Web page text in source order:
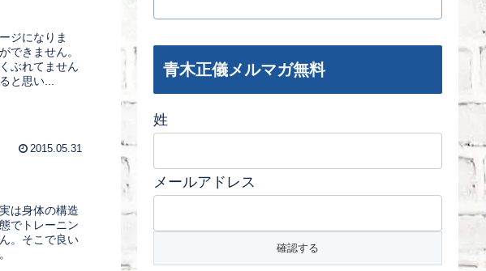
ジになりま
できません。
ぶれてません
と思い...
2015.05.31
は身体の構造
でトレーニン
。そこで良い
青木正儀メルマガ無料
姓
メールアドレス